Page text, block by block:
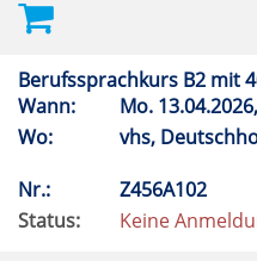
Berufssprachkurs B2 mit
Wann:
Mo.
Wo:
vhs,
Nr.:
Z456A102
Status:
Keine